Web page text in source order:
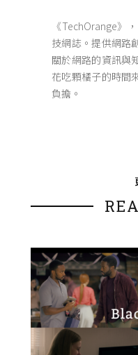
《TechOrange》
技網誌。提供網路
關於網路的資訊與
花吃顆橘子的時間
負擔。